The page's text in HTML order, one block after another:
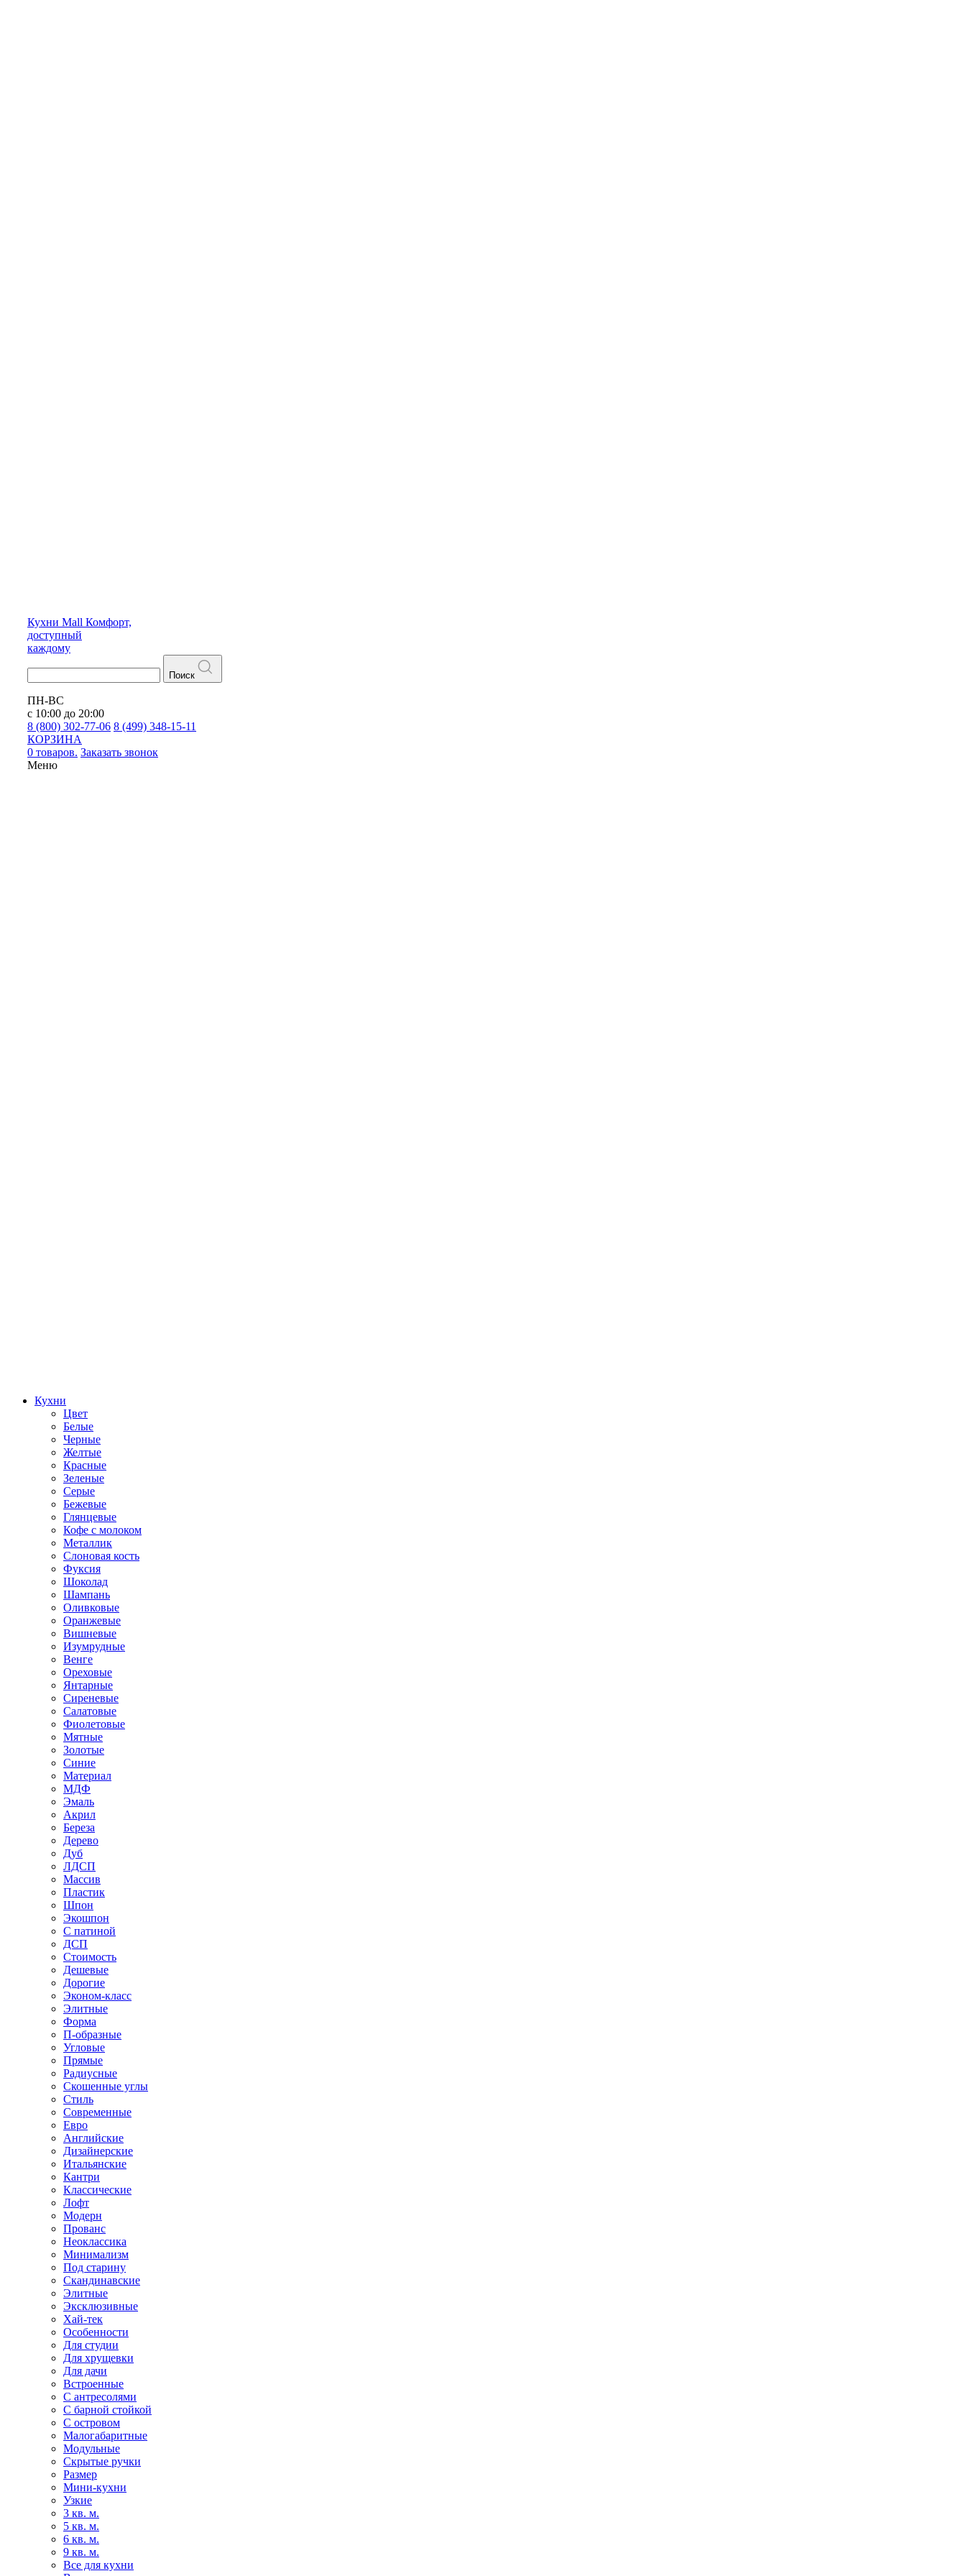
Кухни Mall Комфорт,
доступный
каждому
Поиск
ПН-ВС
с 10:00 до 20:00
8 (800) 302-77-06 8 (499) 348-15-11
КОРЗИНА
0 товаров. Заказать звонок
Меню
Кухни
Цвет
Белые
Черные
Желтые
Красные
Зеленые
Серые
Бежевые
Глянцевые
Кофе с молоком
Металлик
Слоновая кость
Фуксия
Шоколад
Шампань
Оливковые
Оранжевые
Вишневые
Изумрудные
Венге
Ореховые
Янтарные
Сиреневые
Салатовые
Фиолетовые
Мятные
Золотые
Синие
Материал
МДФ
Эмаль
Акрил
Береза
Дерево
Дуб
ЛДСП
Массив
Пластик
Шпон
Экошпон
С патиной
ДСП
Стоимость
Дешевые
Дорогие
Эконом-класс
Элитные
Форма
П-образные
Угловые
Прямые
Радиусные
Скошенные углы
Стиль
Современные
Евро
Английские
Дизайнерские
Итальянские
Кантри
Классические
Лофт
Модерн
Прованс
Неоклассика
Минимализм
Под старину
Скандинавские
Элитные
Эксклюзивные
Хай-тек
Особенности
Для студии
Для хрущевки
Для дачи
Встроенные
С антресолями
С барной стойкой
С островом
Малогабаритные
Модульные
Скрытые ручки
Размер
Мини-кухни
Узкие
3 кв. м.
5 кв. м.
6 кв. м.
9 кв. м.
Все для кухни